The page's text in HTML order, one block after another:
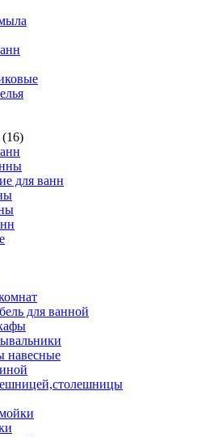
(16)
для ванн
для ванной
навесные